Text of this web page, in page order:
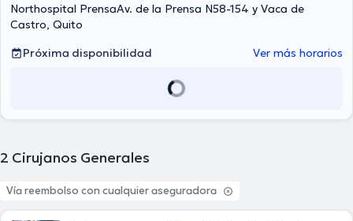
Northospital PrensaAv. de la Prensa N58-154 y Vaca de
Castro, Quito
Próxima disponibilidad
Ver más horarios
2 Cirujanos Generales
Vía reembolso con cualquier aseguradora